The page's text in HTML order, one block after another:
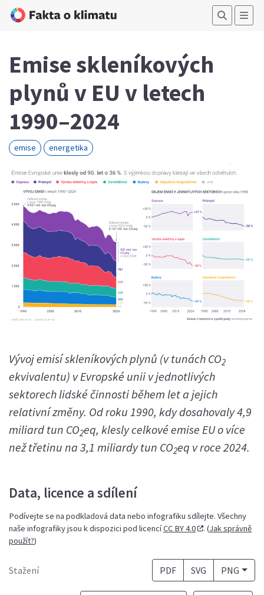
Emise skleníkových
plynů v EU v letech
1990–2024
emise energetika
Vývoj emisí skleníkových plynů (v tunách CO2
ekvivalentu) v Evropské unii v jednotlivých
sektorech lidské činnosti během let a jejich
relativní změny. Od roku 1990, kdy dosahovaly 4,9
miliard tun CO2eq, klesly celkové emise EU o více
než třetinu na 3,1 miliardy tun CO2eq v roce 2024.
Data, licence a sdílení
Podívejte se na podkladová data nebo infografiku sdílejte. Všechny
naše infografiky jsou k dispozici pod licencíCC BY 4.0 . (Jak správně
použít?)
Stažení PDF SVG PNG